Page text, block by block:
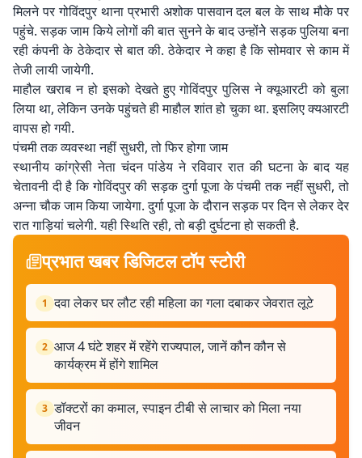
मिलने पर गोविंदपुर थाना प्रभारी अशोक पासवान दल बल के साथ मौके पर
पहुंचे. सड़क जाम किये लोगों की बात सुनने के बाद उन्होंनेे सड़क पुलिया बना
रही कंपनी के ठेकेदार से बात की. ठेकेदार ने कहा है कि सोमवार से काम में
तेजी लायी जायेगी.
माहौल खराब न हो इसको देखते हुए गोविंदपुर पुलिस ने क्यूआरटी को बुला
लिया था, लेकिन उनके पहुंचते ही माहौल शांत हो चुका था. इसलिए क्यआरटी
वापस हो गयी.
पंचमी तक व्यवस्था नहीं सुधरी, तो फिर होगा जाम
स्थानीय कांग्रेसी नेता चंदन पांडेय ने रविवार रात की घटना के बाद यह
चेतावनी दी है कि गोविंदपुर की सड़क दुर्गा पूजा के पंचमी तक नहीं सुधरी, तो
अन्ना चौक जाम किया जायेगा. दुर्गा पूजा के दौरान सड़क पर दिन से लेकर देर
रात गाड़ियां चलेगी. यही स्थिति रही, तो बड़ी दुर्घटना हो सकती है.
प्रभात खबर डिजिटल टॉप स्टोरी
1 दवा लेकर घर लौट रही महिला का गला दबाकर जेवरात लूटे
2 आज 4 घंटे शहर में रहेंगे राज्यपाल, जानें कौन कौन से
कार्यक्रम में होंगे शामिल
3 डॉक्टरों का कमाल, स्पाइन टीबी से लाचार को मिला नया
जीवन